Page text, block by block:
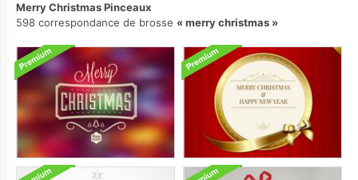
Merry Christmas Pinceaux
598 correspondance de brosse
merry christmas